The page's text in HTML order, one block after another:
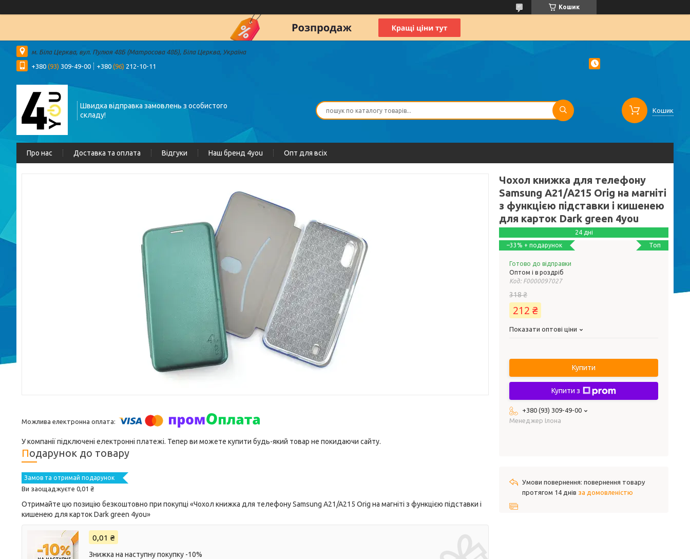
Кошик
м. Біла Церква, вул. Пулюя 48Б (Матросова 48Б), Біла Церква, Україна
+380 (93) 309-49-00 +380 (96) 212-10-11
Швидка відправка замовлень з особистого
складу!
Кошик
Про нас Доставка та оплата Відгуки Наш бренд 4you Опт для всіх
У компанії підключені електронні платежі. Тепер ви можете купити будь-який товар не покидаючи сайту.
Подарунок до товару
Замов та отримай подарунок
Ви заощаджуєте 0,01 ₴
Отримайте цю позицію безкоштовно при покупці «Чохол книжка для телефону Samsung A21/A215 Orig на магніті з функцією підставки і
кишенею для карток Dark green 4you»
0,01 ₴
Знижка на наступну покупку -10%
Чохол книжка для телефону
Samsung A21/A215 Orig на магніті
з функцією підставки і кишенею
для карток Dark green 4you
Топ
24 дні
–33%
Готово до відправки
Оптом і в роздріб
Код: F0000097027
318 ₴
212 ₴
Показати оптові ціни
Купити
Купити з
+380 (93) 309-49-00
Менеджер Ілона
повернення товару
протягом 14 днів за домовленістю